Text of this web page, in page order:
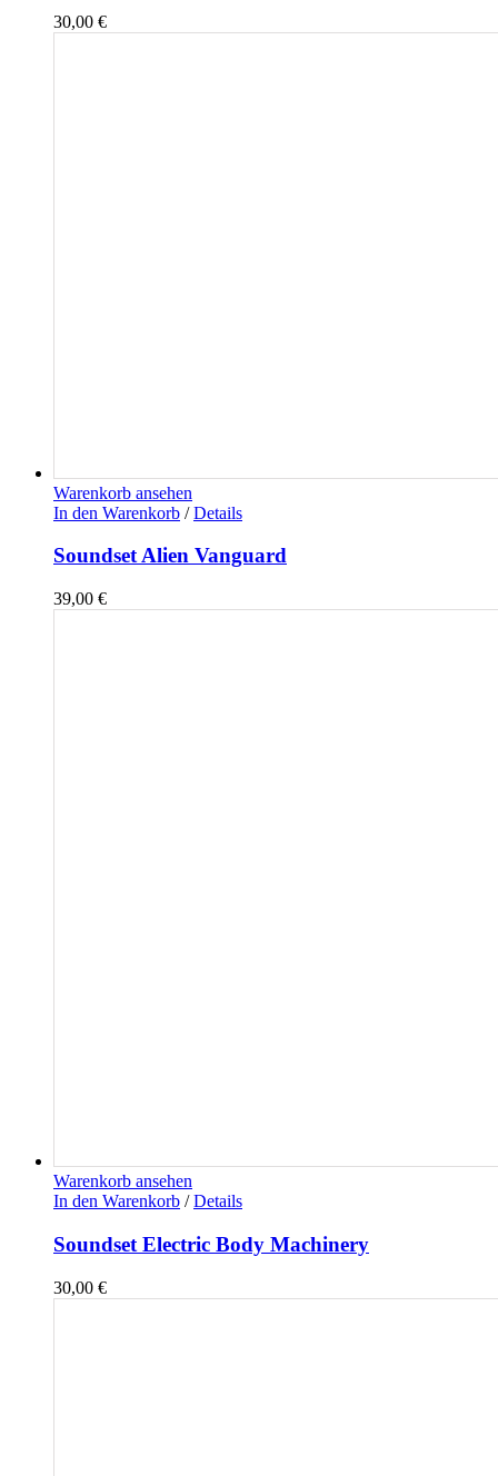
30,00 €
Warenkorb ansehen
In den Warenkorb / Details
Soundset Alien Vanguard
39,00 €
Warenkorb ansehen
In den Warenkorb / Details
Soundset Electric Body Machinery
30,00 €